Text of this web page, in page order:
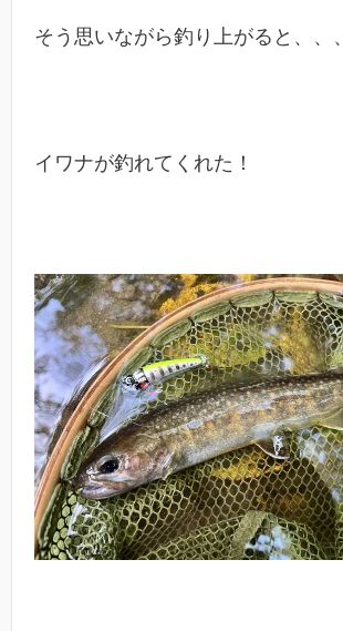
そう思いながら釣り上がると、、、
イワナが釣れてくれた！